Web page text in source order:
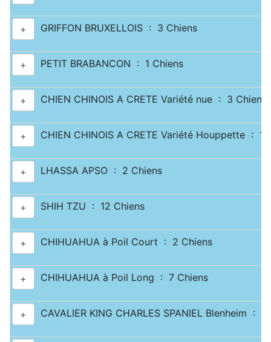
+ GRIFFON BRUXELLOIS : 3 Chiens
+ PETIT BRABANCON : 1 Chiens
+ CHIEN CHINOIS A CRETE Variété nue : 3 Chiens
+ CHIEN CHINOIS A CRETE Variété Houppette : 1
+ LHASSA APSO : 2 Chiens
+ SHIH TZU : 12 Chiens
+ CHIHUAHUA à Poil Court : 2 Chiens
+ CHIHUAHUA à Poil Long : 7 Chiens
+ CAVALIER KING CHARLES SPANIEL Blenheim : 2